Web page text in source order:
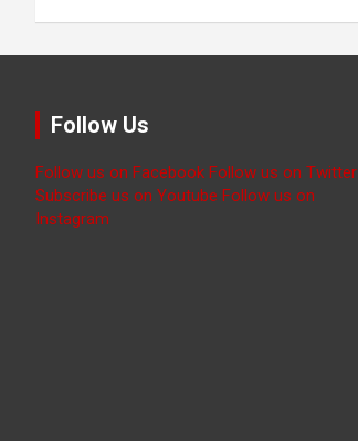
Follow Us
Follow us on Facebook Follow us on Twitter
Subscribe us on Youtube Follow us on
Instagram